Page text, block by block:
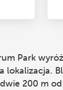
Park
lokalizacja.
200 m